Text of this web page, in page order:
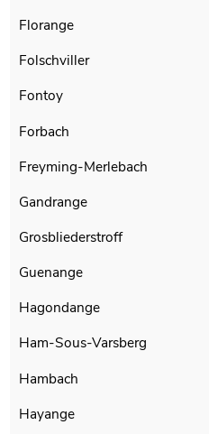
Florange
Folschviller
Fontoy
Forbach
Freyming-Merlebach
Gandrange
Grosbliederstroff
Guenange
Hagondange
Ham-Sous-Varsberg
Hambach
Hayange